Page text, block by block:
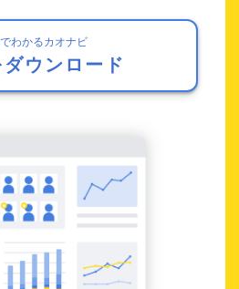
わかるカオナビ
ウンロード